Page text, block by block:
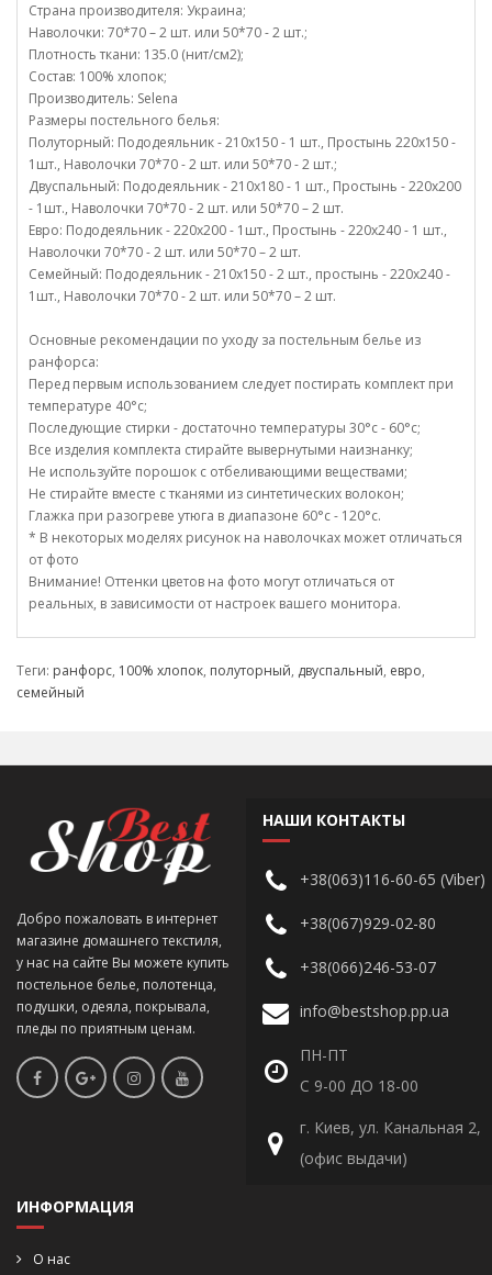
Страна производителя: Украина;
Наволочки: 70*70 – 2 шт. или 50*70 - 2 шт.;
Плотность ткани: 135.0 (нит/см2);
Состав: 100% хлопок;
Производитель: Selena
Размеры постельного белья:
Полуторный: Пододеяльник - 210х150 - 1 шт., Простынь 220х150 -
1шт., Наволочки 70*70 - 2 шт. или 50*70 - 2 шт.;
Двуспальный: Пододеяльник - 210х180 - 1 шт., Простынь - 220х200
- 1шт., Наволочки 70*70 - 2 шт. или 50*70 – 2 шт.
Евро: Пододеяльник - 220х200 - 1шт., Простынь - 220х240 - 1 шт.,
Наволочки 70*70 - 2 шт. или 50*70 – 2 шт.
Семейный: Пододеяльник - 210х150 - 2 шт., простынь - 220х240 -
1шт., Наволочки 70*70 - 2 шт. или 50*70 – 2 шт.
Основные рекомендации по уходу за постельным белье из
ранфорса:
Перед первым использованием следует постирать комплект при
температуре 40°c;
Последующие стирки - достаточно температуры 30°c - 60°c;
Все изделия комплекта стирайте вывернутыми наизнанку;
Не используйте порошок с отбеливающими веществами;
Не стирайте вместе с тканями из синтетических волокон;
Глажка при разогреве утюга в диапазоне 60°c - 120°c.
* В некоторых моделях рисунок на наволочках может отличаться
от фото
Внимание! Оттенки цветов на фото могут отличаться от
реальных, в зависимости от настроек вашего монитора.
Теги: ранфорс, 100% хлопок, полуторный, двуспальный, евро,
семейный
Добро пожаловать в интернет
магазине домашнего текстиля,
у нас на сайте Вы можете купить
постельное белье, полотенца,
подушки, одеяла, покрывала,
пледы по приятным ценам.
НАШИ КОНТАКТЫ
+38(063)116-60-65 (Viber)
+38(067)929-02-80
+38(066)246-53-07
info@bestshop.pp.ua
ПН-ПТ
С 9-00 ДО 18-00
г. Киев, ул. Канальная 2,
(офис выдачи)
ИНФОРМАЦИЯ
О нас